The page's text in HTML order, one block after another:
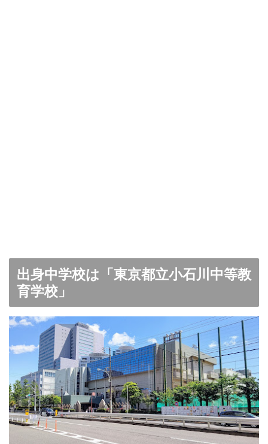
出身中学校は「東京都立小石川中等教
育学校」